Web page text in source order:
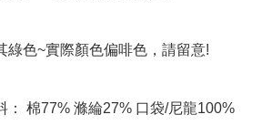
綠色~實際顏色偏啡色，請留意!
： 棉77% 滌綸27% 口袋/尼龍100%